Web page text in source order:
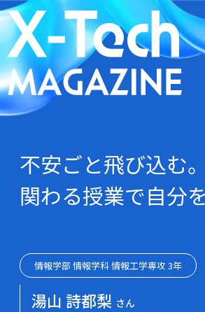
不安ごと飛び込む。
関わる授業で自分
情報学部 情報学科 情報工学専攻 3年
湯⼭ 詩都梨 さん